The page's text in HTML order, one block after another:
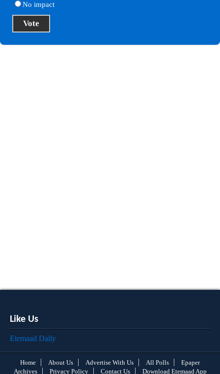
No impact
Like Us
Etemaad Daily
Home About Us Advertise With Us All Polls
Epaper
Archives
Privacy Policy Contact Us Download Etemaad App